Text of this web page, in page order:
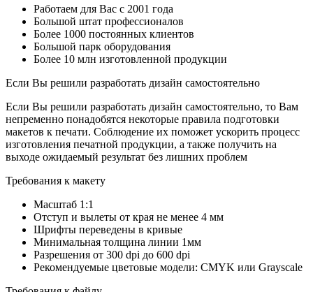
Работаем для Вас с 2001 года
Большой штат профессионалов
Более 1000 постоянных клиентов
Большой парк оборудования
Более 10 млн изготовленной продукции
Если Вы решили разработать дизайн самостоятельно
Если Вы решили разработать дизайн самостоятельно, то Вам
непременно понадобятся некоторые правила подготовки
макетов к печати. Соблюдение их поможет ускорить процесс
изготовления печатной продукции, а также получить на
выходе ожидаемый результат без лишних проблем
Требования к макету
Масштаб 1:1
Отступ и вылеты от края не менее 4 мм
Шрифты переведены в кривые
Минимальная толщина линии 1мм
Разрешения от 300 dpi до 600 dpi
Рекомендуемые цветовые модели: CMYK или Grayscale